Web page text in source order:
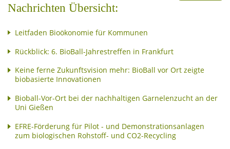
Nachrichten Übersicht:
Leitfaden Bioökonomie für Kommunen
Rückblick: 6. BioBall-Jahrestreffen in Frankfurt
Keine ferne Zukunftsvision mehr: BioBall vor Ort zeigte
biobasierte Innovationen
Bioball-Vor-Ort bei der nachhaltigen Garnelenzucht an der
Uni Gießen
EFRE-Förderung für Pilot - und Demonstrationsanlagen
zum biologischen Rohstoff- und CO2-Recycling